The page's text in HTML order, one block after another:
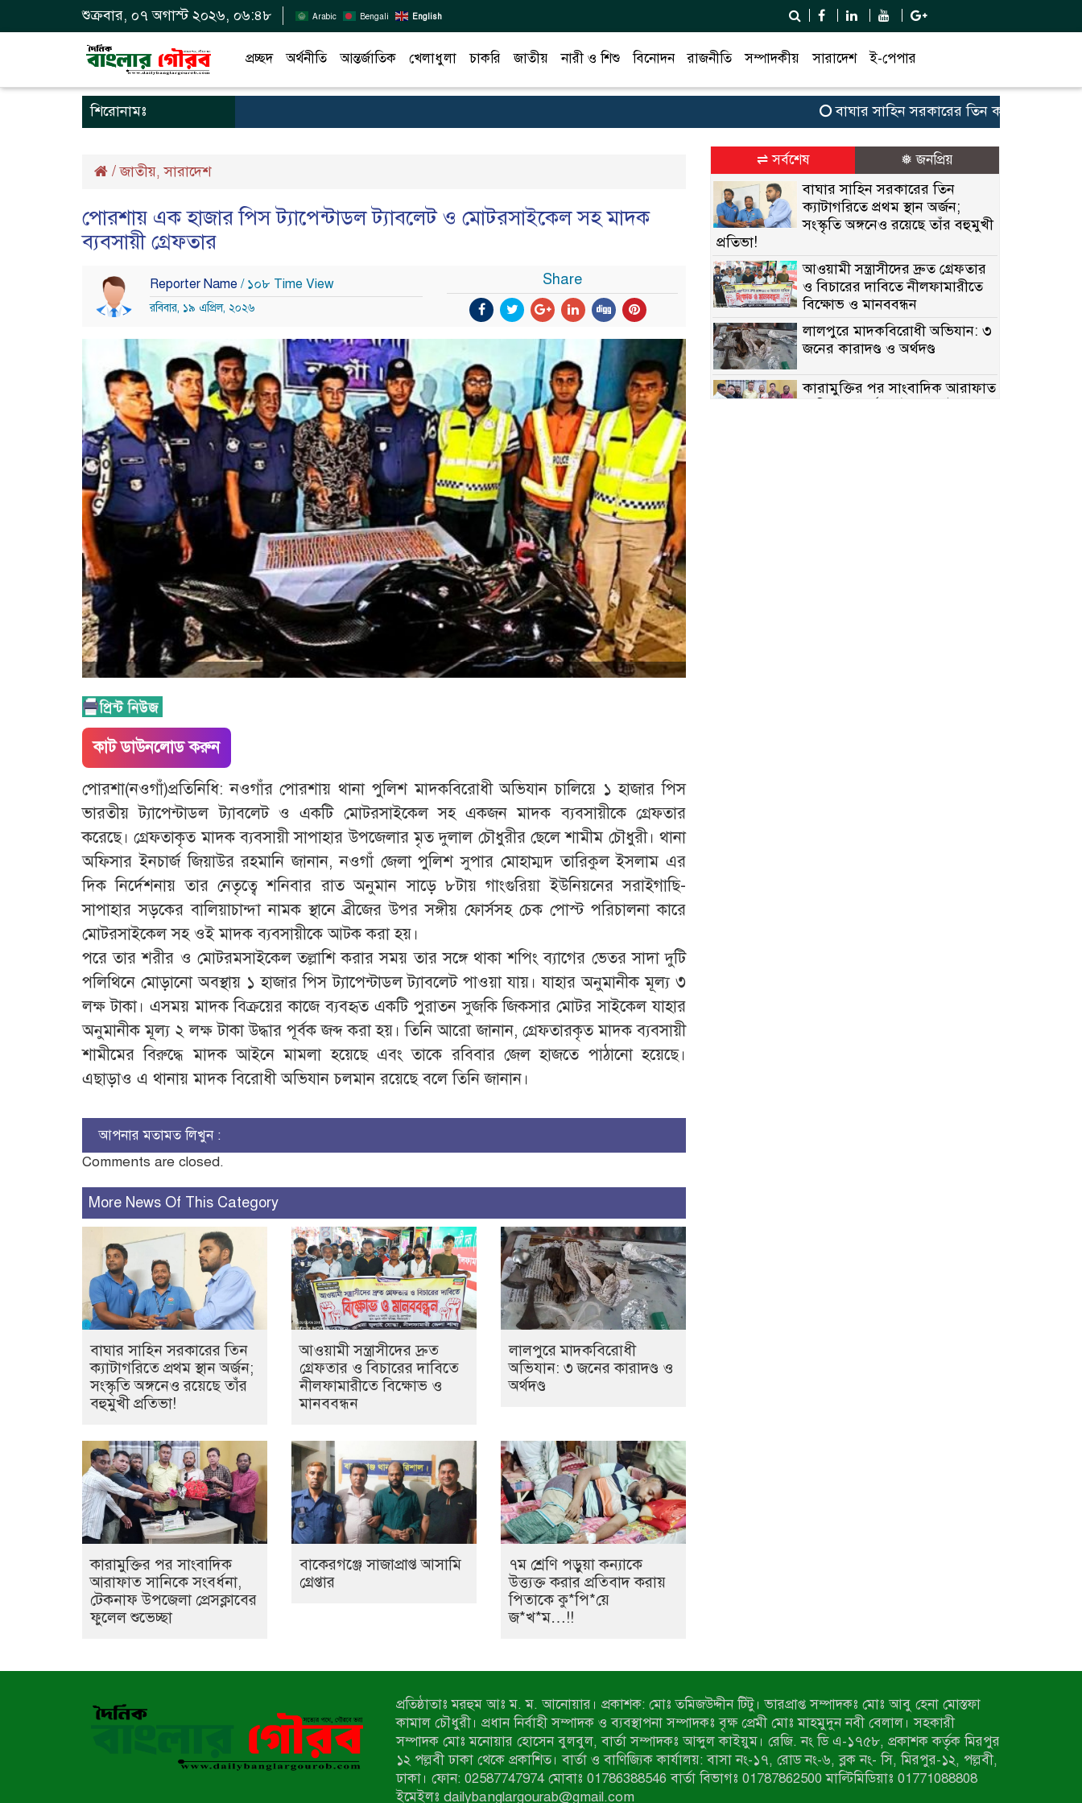
শুক্রবার, ০৭ অগাস্ট ২০২৬, ০৬:৪৮ Arabic Bengali English
প্রচ্ছদ অর্থনীতি আন্তর্জাতিক খেলাধুলা চাকরি জাতীয় নারী ও শিশু বিনোদন রাজনীতি সম্পাদকীয় সারাদেশ ই-পেপার
শিরোনামঃ বাঘার সাহিন সরকারের তিন ক্যাটাগরিতে প্রথম
/জাতীয়,সারাদেশ
পোরশায় এক হাজার পিস ট্যাপেন্টাডল ট্যাবলেট ও মোটরসাইকেল সহ মাদক
ব্যবসায়ী গ্রেফতার
Reporter Name / ১০৮ Time View
রবিবার, ১৯ এপ্রিল, ২০২৬
Share
কাট ডাউনলোড করুন
পোরশা(নওগাঁ)প্রতিনিধি: নওগাঁর পোরশায় থানা পুলিশ মাদকবিরোধী অভিযান চালিয়ে ১ হাজার পিস
ভারতীয় ট্যাপেন্টাডল ট্যাবলেট ও একটি মোটরসাইকেল সহ একজন মাদক ব্যবসায়ীকে গ্রেফতার
করেছে। গ্রেফতাকৃত মাদক ব্যবসায়ী সাপাহার উপজেলার মৃত দুলাল চৌধুরীর ছেলে শামীম চৌধুরী। থানা
অফিসার ইনচার্জ জিয়াউর রহমানি জানান, নওগাঁ জেলা পুলিশ সুপার মোহাম্মদ তারিকুল ইসলাম এর
দিক নির্দেশনায় তার নেতৃত্বে শনিবার রাত অনুমান সাড়ে ৮টায় গাংগুরিয়া ইউনিয়নের সরাইগাছি-
সাপাহার সড়কের বালিয়াচান্দা নামক স্থানে ব্রীজের উপর সঙ্গীয় ফোর্সসহ চেক পোস্ট পরিচালনা কারে
মোটরসাইকেল সহ ওই মাদক ব্যবসায়ীকে আটক করা হয়।
পরে তার শরীর ও মোটরমসাইকেল তল্লাশি করার সময় তার সঙ্গে থাকা শপিং ব্যাগের ভেতর সাদা দুটি
পলিথিনে মোড়ানো অবস্থায় ১ হাজার পিস ট্যাপেন্টাডল ট্যাবলেট পাওয়া যায়। যাহার অনুমানীক মূল্য ৩
লক্ষ টাকা। এসময় মাদক বিক্রয়ের কাজে ব্যবহৃত একটি পুরাতন সুজকি জিকসার মোটর সাইকেল যাহার
অনুমানীক মূল্য ২ লক্ষ টাকা উদ্ধার পূর্বক জব্দ করা হয়। তিনি আরো জানান, গ্রেফতারকৃত মাদক ব্যবসায়ী
শামীমের বিরুদ্ধে মাদক আইনে মামলা হয়েছে এবং তাকে রবিবার জেল হাজতে পাঠানো হয়েছে।
এছাড়াও এ থানায় মাদক বিরোধী অভিযান চলমান রয়েছে বলে তিনি জানান।
আপনার মতামত লিখুন :
Comments are closed.
More News Of This Category
বাঘার সাহিন সরকারের তিন
ক্যাটাগরিতে প্রথম স্থান অর্জন;
সংস্কৃতি অঙ্গনেও রয়েছে তাঁর
বহুমুখী প্রতিভা!
আওয়ামী সন্ত্রাসীদের দ্রুত
গ্রেফতার ও বিচারের দাবিতে
নীলফামারীতে বিক্ষোভ ও
মানববন্ধন
লালপুরে মাদকবিরোধী
অভিযান: ৩ জনের কারাদণ্ড ও
অর্থদণ্ড
কারামুক্তির পর সাংবাদিক
আরাফাত সানিকে সংবর্ধনা,
টেকনাফ উপজেলা প্রেসক্লাবের
ফুলেল শুভেচ্ছা
বাকেরগঞ্জে সাজাপ্রাপ্ত আসামি
গ্রেপ্তার
৭ম শ্রেণি পড়ুয়া কন্যাকে
উত্ত্যক্ত করার প্রতিবাদ করায়
পিতাকে কু*পি*য়ে
জ*খ*ম…!!
⇌ সর্বশেষ ❅ জনপ্রিয়
বাঘার সাহিন সরকারের তিন
ক্যাটাগরিতে প্রথম স্থান অর্জন;
সংস্কৃতি অঙ্গনেও রয়েছে তাঁর বহুমুখী
প্রতিভা!
আওয়ামী সন্ত্রাসীদের দ্রুত গ্রেফতার
ও বিচারের দাবিতে নীলফামারীতে
বিক্ষোভ ও মানববন্ধন
লালপুরে মাদকবিরোধী অভিযান: ৩
জনের কারাদণ্ড ও অর্থদণ্ড
কারামুক্তির পর সাংবাদিক আরাফাত
প্রতিষ্ঠাতাঃ মরহুম আঃ ম. ম. আনোয়ার। প্রকাশক: মোঃ তমিজউদ্দীন টিটু। ভারপ্রাপ্ত সম্পাদকঃ মোঃ আবু হেনা মোস্তফা
কামাল চৌধুরী। প্রধান নির্বাহী সম্পাদক ও ব্যবস্থাপনা সম্পাদকঃ বৃক্ষ প্রেমী মোঃ মাহমুদুন নবী বেলাল। সহকারী
সম্পাদক মোঃ মনোয়ার হোসেন বুলবুল, বার্তা সম্পাদকঃ আব্দুল কাইয়ুম। রেজি. নং ডি এ-১৭৫৮, প্রকাশক কর্তৃক মিরপুর
১২ পল্লবী ঢাকা থেকে প্রকাশিত। বার্তা ও বাণিজ্যিক কার্যালয়: বাসা নং-১৭, রোড নং-৬, ব্লক নং- সি, মিরপুর-১২, পল্লবী,
ঢাকা। ফোন: 02587747974 মোবাঃ 01786388546 বার্তা বিভাগঃ 01787862500 মাল্টিমিডিয়াঃ 01771088808
ইমেইলঃ dailybanglargourab@gmail.com